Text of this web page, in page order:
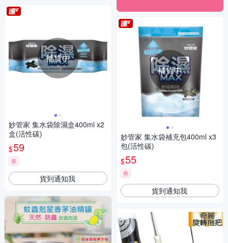
補貨中
妙管家 集水袋除濕盒400ml x2
盒(活性碳)
$59
券
貨到通知我
補貨中
妙管家 集水袋補充包400ml x3
包(活性碳)
$55
券
貨到通知我